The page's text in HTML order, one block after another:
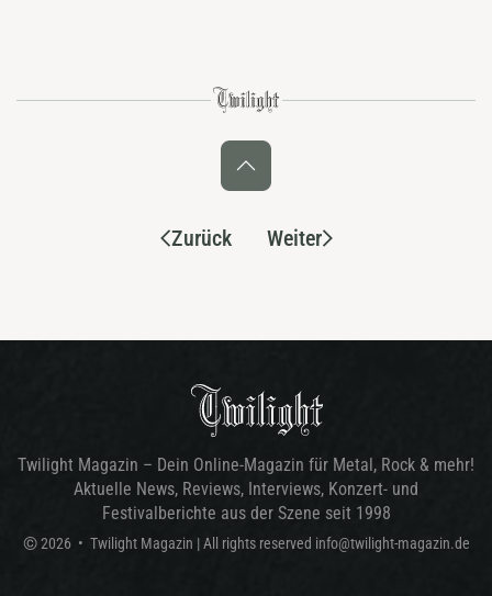
Zurück Weiter
Twilight Magazin – Dein Online-Magazin für Metal, Rock & mehr!
Aktuelle News, Reviews, Interviews, Konzert- und
Festivalberichte aus der Szene seit 1998
© 2026 • Twilight Magazin | All rights reserved info@twilight-magazin.de